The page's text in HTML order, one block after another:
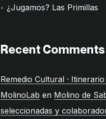
¿Jugamos? Las Primillas
Recent Comments
Remedio Cultural ·
MolinoLab en Molino de
seleccionadas y